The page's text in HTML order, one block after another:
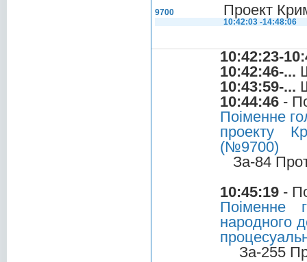
9700 Проект
10:42:03 -14:48:06
10:42:23-
10:42:46-...
10:43:59-...
10:44:46 -
Поіменне
проекту
(№9700)
За-84
10:45:19 -
Поіменне
народного
За-255